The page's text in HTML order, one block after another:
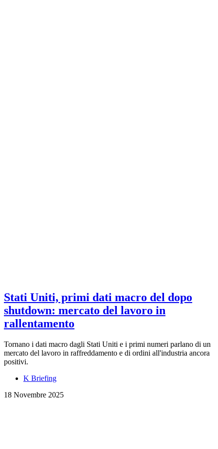
Stati Uniti, primi dati macro del dopo
shutdown: mercato del lavoro in
rallentamento
Tornano i dati macro dagli Stati Uniti e i primi numeri parlano di un
mercato del lavoro in raffreddamento e di ordini all'industria ancora
positivi.
K Briefing
18 Novembre 2025